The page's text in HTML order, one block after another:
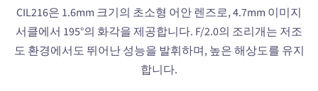
CIL216은 1.6mm 크기의 초소형 어안 렌즈로, 4.7mm 이미지
서클에서 195°의 화각을 제공합니다. F/2.0의 조리개는 저조
도 환경에서도 뛰어난 성능을 발휘하며, 높은 해상도를 유지
합니다.